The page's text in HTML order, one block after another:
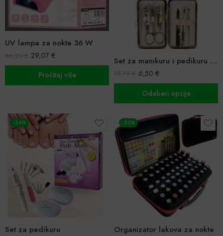
UV lampa za nokte 36 W
66,23€ 29,07 €
Pročitaj više
Set za manikuru i pedikuru 6u1
15,79€ 6,50 €
Odaberi opcije
-34%
Set za pedikuru
-35%
Organizator lakova za nokte